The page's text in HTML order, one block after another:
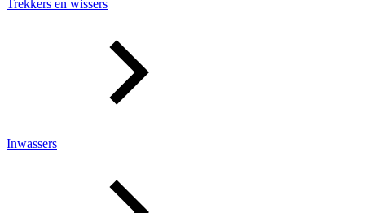
Trekkers en wissers
Inwassers